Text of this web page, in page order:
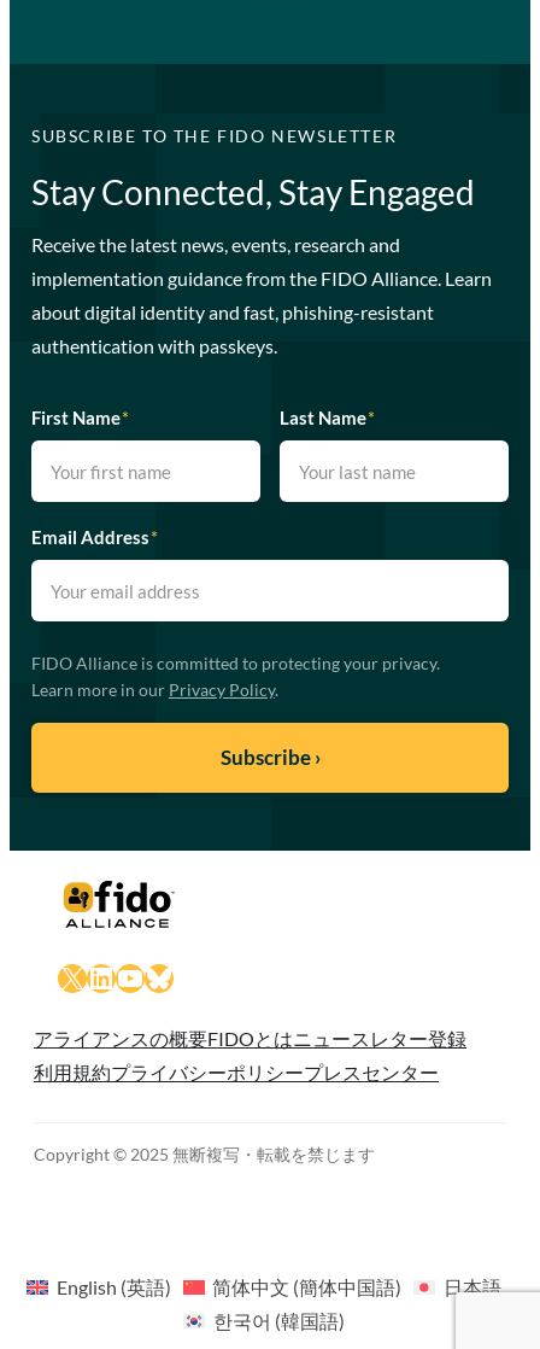
SUBSCRIBE TO THE FIDO NEWSLETTER
Stay Connected, Stay Engaged
Receive the latest news, events, research and
implementation guidance from the FIDO Alliance. Learn
about digital identity and fast, phishing-resistant
authentication with passkeys.
First Name* Last Name*
Email Address*
FIDO Alliance is committed to protecting your privacy.
Learn more in our Privacy Policy.
X LinkedIn
YouTube
Bluesky
アライアンスの概要FIDOとは ニュースレター登録
利用規約プライバシーポリシープレスセンター
Copyright © 2025 無断複写・転載を禁じます
English (英語) 简体中文 (簡体中国語)
日本語
한국어 (韓国語)